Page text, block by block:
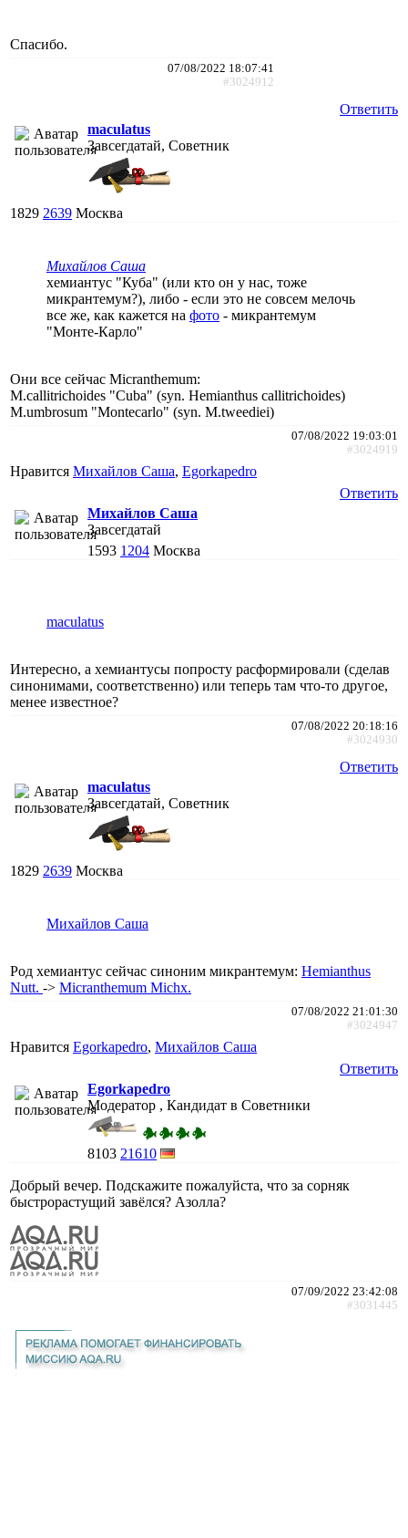
Спасибо.
07/08/2022 18:07:41
#3024912
Ответить
maculatus
Завсегдатай, Советник
1829 2639 Москва
Михайлов Саша
хемиантус "Куба" (или кто он у нас, тоже
микрантемум?), либо - если это не совсем мелочь
все же, как кажется на фото - микрантемум
"Монте-Карло"
Они все сейчас Micranthemum:
M.callitrichoides "Cuba" (syn. Hemianthus callitrichoides)
M.umbrosum "Montecarlo" (syn. M.tweediei)
07/08/2022 19:03:01
#3024919
Нравится Михайлов Саша, Egorkapedro
Ответить
Михайлов Саша
Завсегдатай
1593 1204 Москва
maculatus
Интересно, а хемиантусы попросту расформировали (сделав
синонимами, соответственно) или теперь там что-то другое,
менее известное?
07/08/2022 20:18:16
#3024930
Ответить
maculatus
Завсегдатай, Советник
1829 2639 Москва
Михайлов Саша
Род хемиантус сейчас синоним микрантемум: Hemianthus
Nutt. -> Micranthemum Michx.
07/08/2022 21:01:30
#3024947
Нравится Egorkapedro, Михайлов Саша
Ответить
Egorkapedro
Модератор , Кандидат в Советники
8103 21610
Добрый вечер. Подскажите пожалуйста, что за сорняк
быстрорастущий завёлся? Азолла?
07/09/2022 23:42:08
#3031445